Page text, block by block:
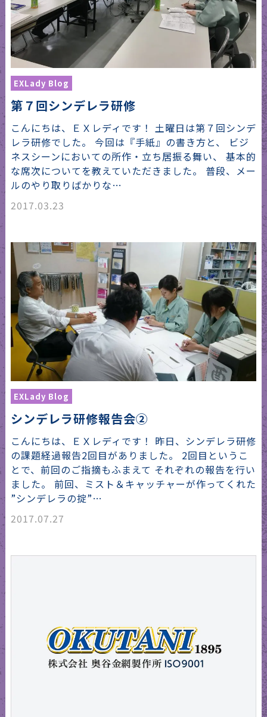
EXLady Blog
第７回シンデレラ研修
こんにちは、ＥＸレディです！ 土曜日は第７回シンデ
レラ研修でした。 今回は『手紙』の書き方と、 ビジ
ネスシーンにおいての所作・立ち居振る舞い、 基本的
な席次についてを教えていただきました。 普段、メー
ルのやり取りばかりな…
2017.03.23
EXLady Blog
シンデレラ研修報告会②
こんにちは、ＥＸレディです！ 昨日、シンデレラ研修
の課題経過報告2回目がありました。 2回目というこ
とで、前回のご指摘もふまえて それぞれの報告を行い
ました。 前回、ミスト＆キャッチャーが作ってくれた
”シンデレラの掟”…
2017.07.27